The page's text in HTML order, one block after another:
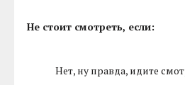
Не стоит смотреть, если:
Нет, ну правда, идите